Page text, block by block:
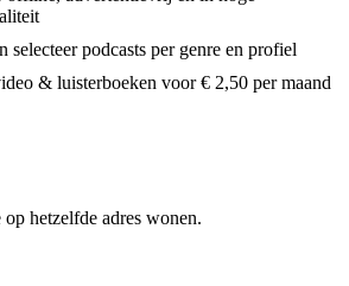
selecteer podcasts per genre en profiel
& luisterboeken voor € 2,50 per maand
hetzelfde adres wonen.